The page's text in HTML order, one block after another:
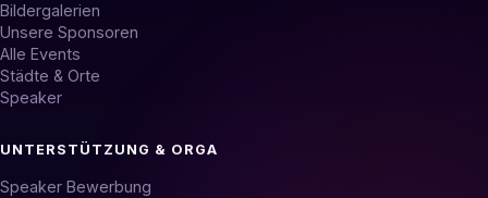
Bildergalerien
Unsere Sponsoren
Alle Events
Städte & Orte
Speaker
UNTERSTÜTZUNG & ORGA
Speaker Bewerbung